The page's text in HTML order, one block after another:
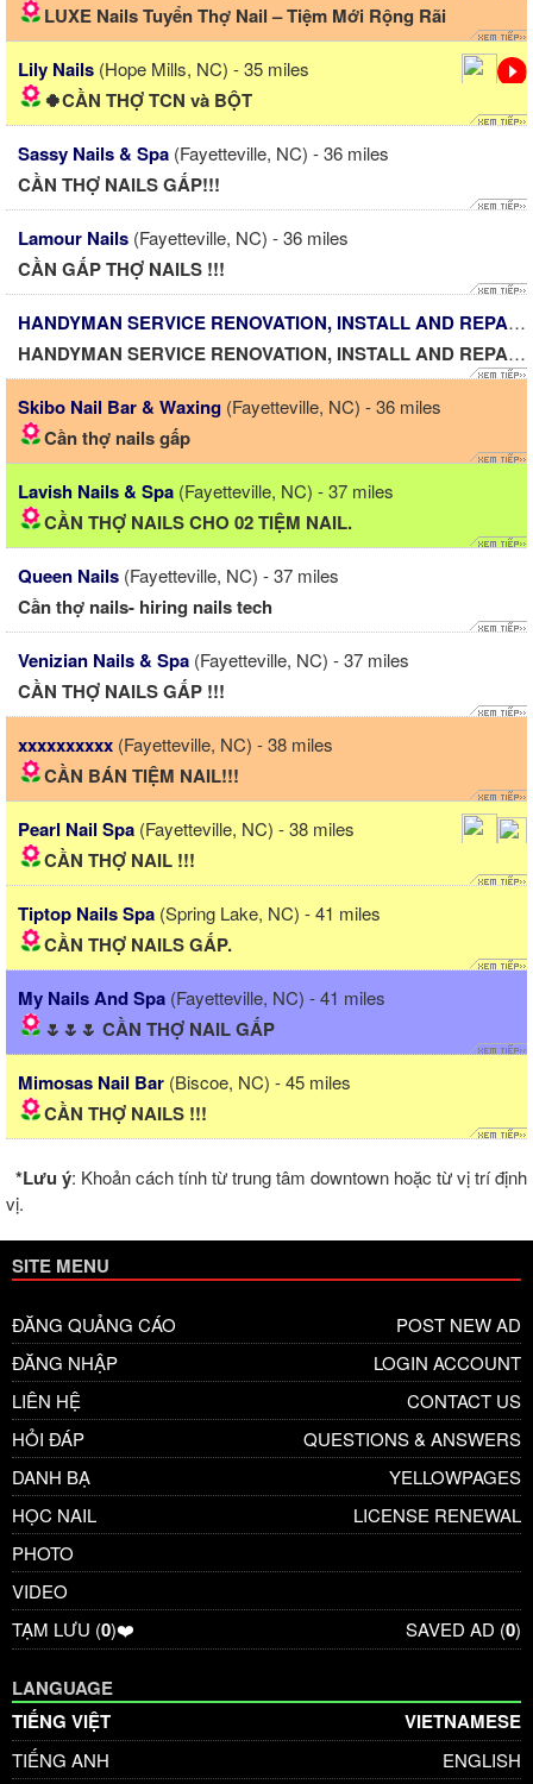
LUXE Nails Tuyển Thợ Nail – Tiệm Mới Rộng Rãi
Lily Nails (Hope Mills, NC) - 35 miles
🍀CẦN THỢ TCN và BỘT
Sassy Nails & Spa (Fayetteville, NC) - 36 miles
CẦN THỢ NAILS GẤP!!!
Lamour Nails (Fayetteville, NC) - 36 miles
CẦN GẤP THỢ NAILS !!!
HANDYMAN SERVICE RENOVATION, INSTALL AND REPA
HANDYMAN SERVICE RENOVATION, INSTALL AND REPAIR!
Skibo Nail Bar & Waxing (Fayetteville, NC) - 36 miles
Cần thợ nails gấp
Lavish Nails & Spa (Fayetteville, NC) - 37 miles
CẦN THỢ NAILS CHO 02 TIỆM NAIL.
Queen Nails (Fayetteville, NC) - 37 miles
Cần thợ nails- hiring nails tech
Venizian Nails & Spa (Fayetteville, NC) - 37 miles
CẦN THỢ NAILS GẤP !!!
xxxxxxxxxx (Fayetteville, NC) - 38 miles
CẦN BÁN TIỆM NAIL!!!
Pearl Nail Spa (Fayetteville, NC) - 38 miles
CẦN THỢ NAIL !!!
Tiptop Nails Spa (Spring Lake, NC) - 41 miles
CẦN THỢ NAILS GẤP.
My Nails And Spa (Fayetteville, NC) - 41 miles
🌷🌷🌷 CẦN THỢ NAIL GẤP
Mimosas Nail Bar (Biscoe, NC) - 45 miles
CẦN THỢ NAILS !!!
*Lưu ý: Khoản cách tính từ trung tâm downtown hoặc từ vị trí định
vị.
SITE MENU
ĐĂNG QUẢNG CÁO
POST NEW AD
ĐĂNG NHẬP
LOGIN ACCOUNT
LIÊN HỆ
CONTACT US
HỎI ĐÁP
QUESTIONS & ANSWERS
DANH BẠ
YELLOWPAGES
HỌC NAIL
LICENSE RENEWAL
PHOTO
VIDEO
TẠM LƯU (0)❤️ SAVED AD (0)
LANGUAGE
TIẾNG VIỆT
VIETNAMESE
TIẾNG ANH ENGLISH